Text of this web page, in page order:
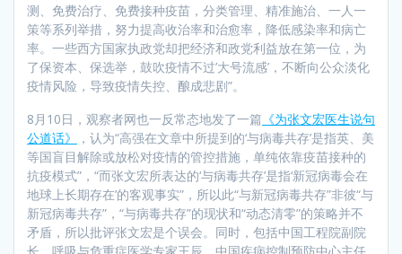
测、免费治疗、免费接种疫苗，分类管理、精准施治、一人一
策等系列举措，努力提高收治率和治愈率，降低感染率和病亡
率。一些西方国家执政党却把经济和政党利益放在第一位，为
了保资本、保选举，鼓吹疫情不过’大号流感’，不断向公众淡化
疫情风险，导致疫情失控、酿成悲剧”。
8月10日，观察者网也一反常态地发了一篇 《为张文宏医生说句
公道话》
，认为“高强在文章中所提到的‘与病毒共存’是指英、美
等国盲目解除或放松对疫情的管控措施，单纯依靠疫苗接种的
抗疫模式”，“而张文宏所表达的‘与病毒共存’是指‘新冠病毒会在
地球上长期存在’的客观事实”，所以此“与新冠病毒共存”非彼“与
新冠病毒共存”，“与病毒共存”的现状和“动态清零”的策略并不
矛盾，所以批评张文宏是个误会。同时，包括中国工程院副院